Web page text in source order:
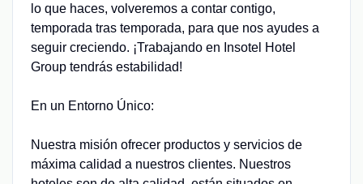
lo que haces, volveremos a contar contigo,
temporada tras temporada, para que nos ayudes a
seguir creciendo. ¡Trabajando en Insotel Hotel
Group tendrás estabilidad!
En un Entorno Único:
Nuestra misión ofrecer productos y servicios de
máxima calidad a nuestros clientes. Nuestros